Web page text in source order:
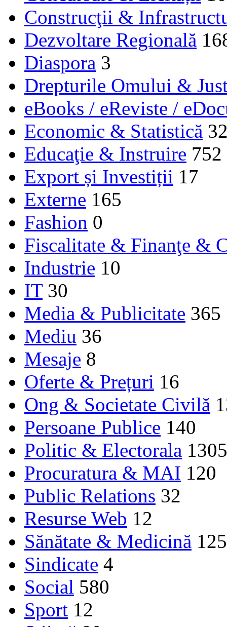
Construcţii &
Dezvoltare Regională
Diaspora 3
Drepturile Omului &
eBooks / eReviste /
Economic & Statistică
Educaţie & Instruire 752
Export și Investiții 17
Externe 165
Fashion 0
Fiscalitate & Finanţe &
Industrie 10
IT 30
Media & Publicitate 365
Mediu 36
Mesaje 8
Oferte & Prețuri 16
Ong & Societate Civilă
Persoane Publice 140
Politic & Electorala 1305
Procuratura & MAI 120
Public Relations 32
Resurse Web 12
Sănătate & Medicină 125
Sindicate 4
Social 580
Sport 12